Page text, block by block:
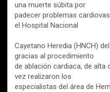
una muerte súbita por
padecer problemas
el Hospital Nacional
Cayetano Heredia (HNCH)
gracias al procedimiento
de ablación cardiaca, de alta
vez realizaron los
especialistas del área de